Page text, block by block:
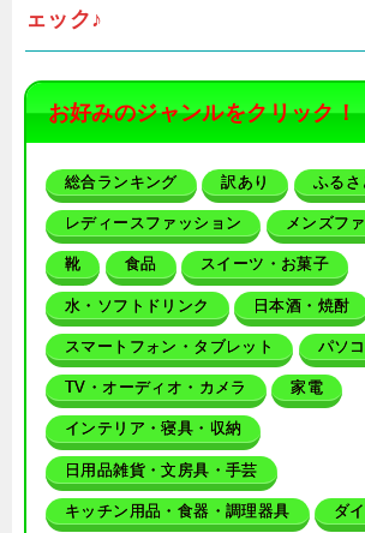
ェック♪
お好みのジャンルをクリック！
総合ランキング 訳あり ふるさ
レディースファッション メンズフ
靴 食品 スイーツ・お菓子
水・ソフトドリンク 日本酒・焼酎
スマートフォン・タブレット パソ
TV・オーディオ・カメラ 家電
インテリア・寝具・収納
日用品雑貨・文房具・手芸
キッチン用品・食器・調理器具 ダ